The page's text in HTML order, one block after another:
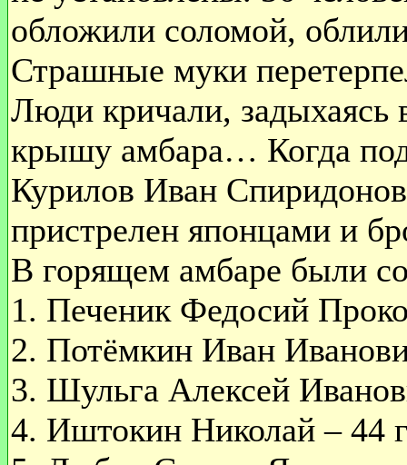
обложили соломой,
Страшные муки
Люди кричали, задыхаясь
крышу амбара… Когда
Курилов Иван
пристрелен японцами и
В горящем амбаре были
1. Печеник Федосий
2. Потёмкин Иван
3. Шульга Алексей
4. Иштокин Николай – 44